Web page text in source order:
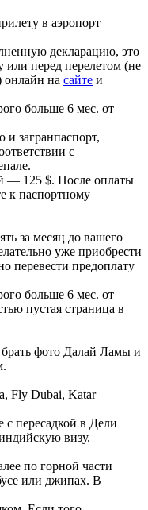
в аэропорт
декларацию, это
или перед перелетом (не
онлайн на сайте и
больше 6 мес. от
и загранпаспорт,
с
— 125 $. После оплаты
к паспортному
за месяц до вашего
уже приобрести
перевести предоплату
больше 6 мес. от
пустая страница в
фото Далай Ламы и
Fly Dubai, Katar
с пересадкой в Дели
визу.
по горной части
или джипах. В